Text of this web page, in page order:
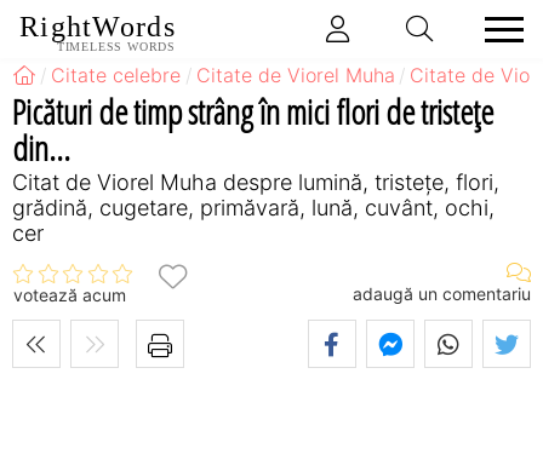
RightWords
TIMELESS WORDS
Citate celebre Citate de Viorel Muha Citate de
Picături de timp strâng în mici flori de tristeţe
din...
Citat de Viorel Muha despre lumină, tristețe, flori,
grădină, cugetare, primăvară, lună, cuvânt, ochi,
cer
votează acum adaugă un comentariu